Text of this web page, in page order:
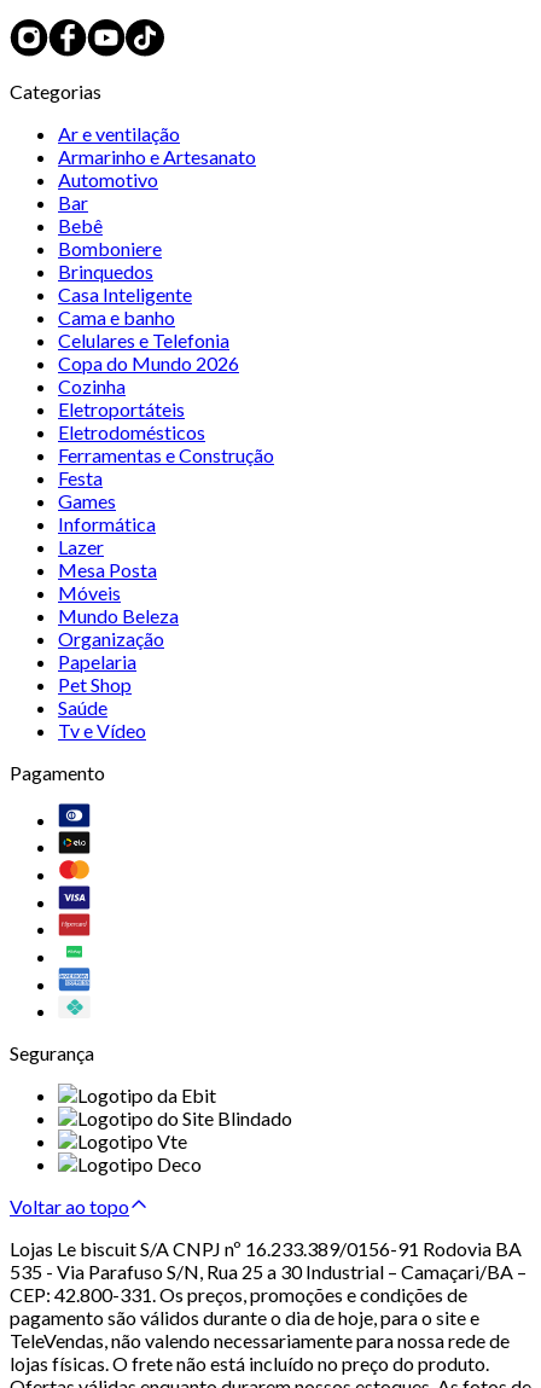
Categorias
Ar e ventilação
Armarinho e Artesanato
Automotivo
Bar
Bebê
Bomboniere
Brinquedos
Casa Inteligente
Cama e banho
Celulares e Telefonia
Copa do Mundo 2026
Cozinha
Eletroportáteis
Eletrodomésticos
Ferramentas e Construção
Festa
Games
Informática
Lazer
Mesa Posta
Móveis
Mundo Beleza
Organização
Papelaria
Pet Shop
Saúde
Tv e Vídeo
Pagamento
Segurança
Voltar ao topo
Lojas Le biscuit S/A CNPJ nº 16.233.389/0156-91 Rodovia BA
535 - Via Parafuso S/N, Rua 25 a 30 Industrial – Camaçari/BA –
CEP: 42.800-331. Os preços, promoções e condições de
pagamento são válidos durante o dia de hoje, para o site e
TeleVendas, não valendo necessariamente para nossa rede de
lojas físicas. O frete não está incluído no preço do produto.